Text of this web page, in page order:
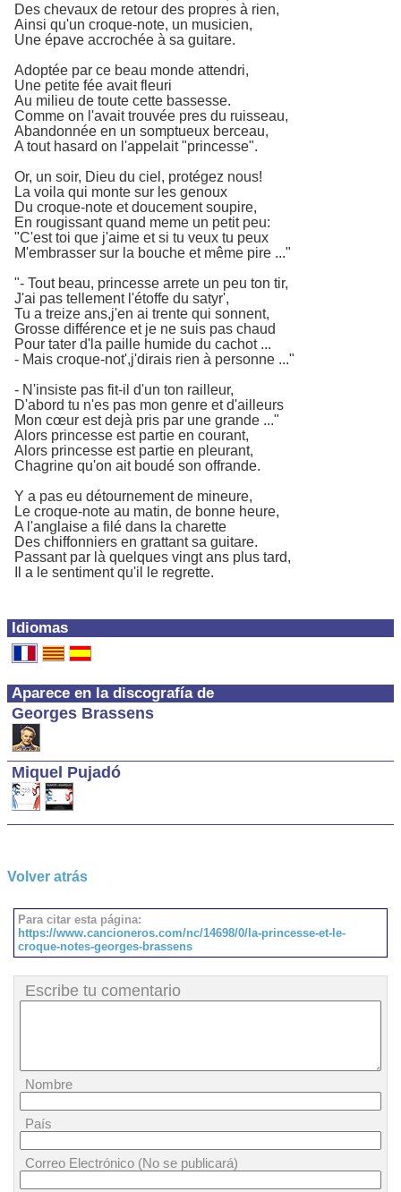
Idiomas
Aparece en la discografía de
Georges Brassens
Miquel Pujadó
Des chevaux de retour des propres à rien,
Ainsi qu'un croque-note, un musicien,
Une épave accrochée à sa guitare.
Adoptée par ce beau monde attendri,
Une petite fée avait fleuri
Au milieu de toute cette bassesse.
Comme on l'avait trouvée pres du ruisseau,
Abandonnée en un somptueux berceau,
A tout hasard on l'appelait "princesse".
Or, un soir, Dieu du ciel, protégez nous!
La voila qui monte sur les genoux
Du croque-note et doucement soupire,
En rougissant quand meme un petit peu:
"C'est toi que j'aime et si tu veux tu peux
M'embrasser sur la bouche et même pire ..."
"- Tout beau, princesse arrete un peu ton tir,
J'ai pas tellement l'étoffe du satyr',
Tu a treize ans,j'en ai trente qui sonnent,
Grosse différence et je ne suis pas chaud
Pour tater d'la paille humide du cachot ...
- Mais croque-not',j'dirais rien à personne ..."
- N'insiste pas fit-il d'un ton railleur,
D'abord tu n'es pas mon genre et d'ailleurs
Mon cœur est dejà pris par une grande ..."
Alors princesse est partie en courant,
Alors princesse est partie en pleurant,
Chagrine qu'on ait boudé son offrande.
Y a pas eu détournement de mineure,
Le croque-note au matin, de bonne heure,
A l'anglaise a filé dans la charette
Des chiffonniers en grattant sa guitare.
Passant par là quelques vingt ans plus tard,
Il a le sentiment qu'il le regrette.
Volver atrás
Para citar esta página:
https://www.cancioneros.com/nc/14698/0/la-princesse-et-le-
croque-notes-georges-brassens
Escribe tu comentario
Nombre
País
Correo Electrónico (No se publicará)